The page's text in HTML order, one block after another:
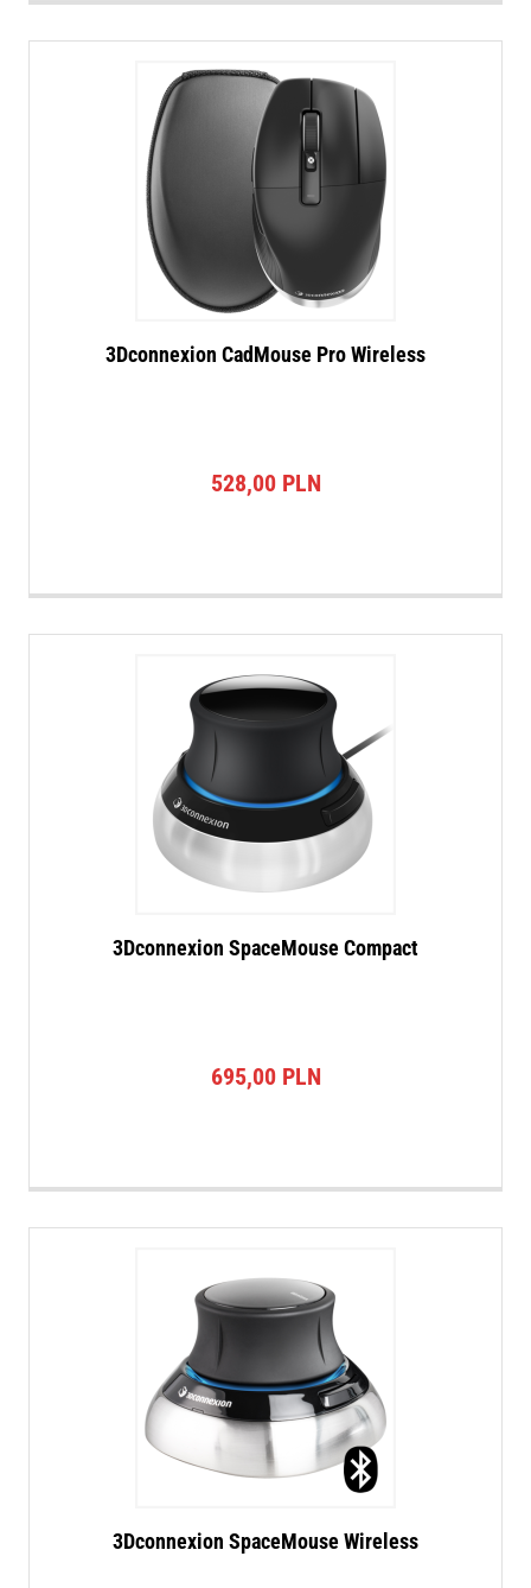
3Dconnexion CadMouse Pro Wireless
528,00 PLN
3Dconnexion SpaceMouse Compact
695,00 PLN
3Dconnexion SpaceMouse Wireless